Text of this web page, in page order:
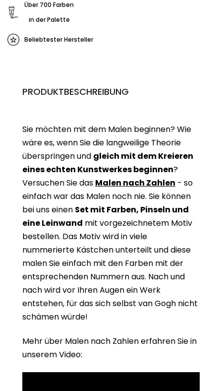
Über 700 Farben
in der Palette
Beliebtester Hersteller
PRODUKTBESCHREIBUNG
Sie möchten mit dem Malen beginnen? Wie
wäre es, wenn Sie die langweilige Theorie
überspringen und gleich mit dem Kreieren
eines echten Kunstwerkes beginnen?
Versuchen Sie das Malen nach Zahlen - so
einfach war das Malen noch nie. Sie können
bei uns einen Set mit Farben, Pinseln und
eine Leinwand mit vorgezeichnetem Motiv
bestellen. Das Motiv wird in viele
nummerierte Kästchen unterteilt und diese
malen Sie einfach mit den Farben mit der
entsprechenden Nummern aus. Nach und
nach wird vor Ihren Augen ein Werk
entstehen, für das sich selbst van Gogh nicht
schämen würde!
Mehr über Malen nach Zahlen erfahren Sie in
unserem Video: